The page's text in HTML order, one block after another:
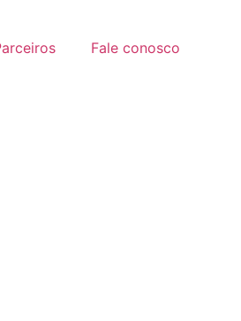
Fale conosco